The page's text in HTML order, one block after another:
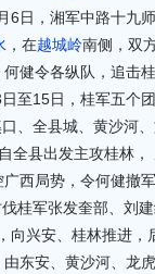
6日，湘军中路十九
，在越城岭南侧，双
健令各纵队，追击
至15日，桂军五个
、全县城、黄沙河
全县出发主攻桂林
西局势，令何健撤
桂军张发奎部、刘
向兴安、桂林推进
东安、黄沙河、龙